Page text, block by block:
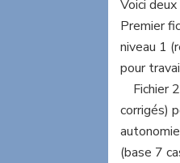
Voici
Premier
niveau 1
pour
Fichier
corrigés)
(base 7